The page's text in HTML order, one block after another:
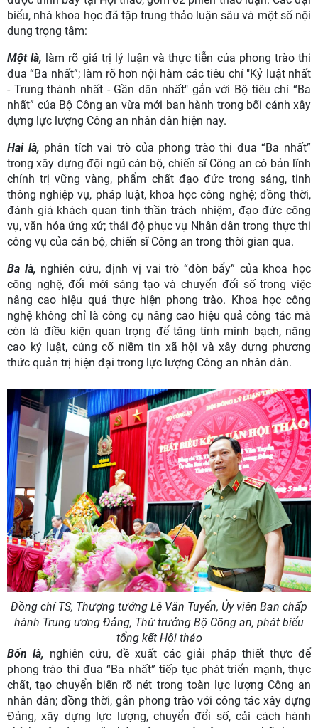
biểu, nhà khoa học đã tập trung thảo luận sâu và một số nội
dung trọng tâm:
Một là, làm rõ giá trị lý luận và thực tiễn của phong trào thi
đua “Ba nhất”; làm rõ hơn nội hàm các tiêu chí "Kỷ luật nhất
- Trung thành nhất - Gần dân nhất" gắn với Bộ tiêu chí “Ba
nhất” của Bộ Công an vừa mới ban hành trong bối cảnh xây
dựng lực lượng Công an nhân dân hiện nay.
Hai là, phân tích vai trò của phong trào thi đua “Ba nhất”
trong xây dựng đội ngũ cán bộ, chiến sĩ Công an có bản lĩnh
chính trị vững vàng, phẩm chất đạo đức trong sáng, tinh
thông nghiệp vụ, pháp luật, khoa học công nghệ; đồng thời,
đánh giá khách quan tinh thần trách nhiệm, đạo đức công
vụ, văn hóa ứng xử; thái độ phục vụ Nhân dân trong thực thi
công vụ của cán bộ, chiến sĩ Công an trong thời gian qua.
Ba là, nghiên cứu, định vị vai trò “đòn bẩy” của khoa học
công nghệ, đổi mới sáng tạo và chuyển đổi số trong việc
nâng cao hiệu quả thực hiện phong trào. Khoa học công
nghệ không chỉ là công cụ nâng cao hiệu quả công tác mà
còn là điều kiện quan trọng để tăng tính minh bạch, nâng
cao kỷ luật, củng cố niềm tin xã hội và xây dựng phương
thức quản trị hiện đại trong lực lượng Công an nhân dân.
Đồng chí TS, Thượng tướng Lê Văn Tuyển, Ủy viên Ban chấp
hành Trung ương Đảng, Thứ trưởng Bộ Công an, phát biểu
tổng kết Hội thảo
Bốn là, nghiên cứu, đề xuất các giải pháp thiết thực để
phong trào thi đua “Ba nhất” tiếp tục phát triển mạnh, thực
chất, tạo chuyển biến rõ nét trong toàn lực lượng Công an
nhân dân; đồng thời, gắn phong trào với công tác xây dựng
Đảng, xây dựng lực lượng, chuyển đổi số, cải cách hành